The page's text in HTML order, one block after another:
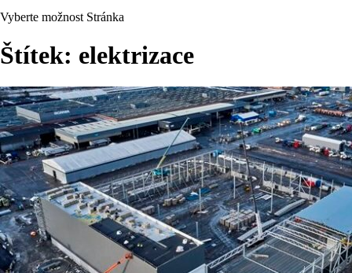
Vyberte možnost Stránka
Štítek: elektrizace